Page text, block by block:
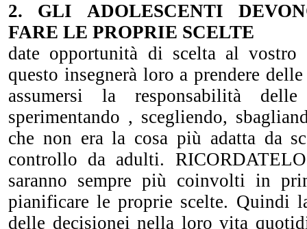
2. GLI ADOLESCENTI
FARE LE PROPRIE SCELTE
date opportunità di scelta al vostro
questo insegnerà loro a prendere
assumersi la responsabilità
sperimentando , scegliendo,
che non era la cosa più adatta da
controllo da adulti.
saranno sempre più coinvolti in
pianificare le proprie scelte. Quindi
delle decisionei nella loro vita